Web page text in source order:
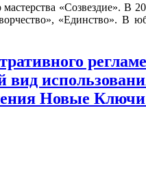
«Созвездие». В
«Единство». В
Новые